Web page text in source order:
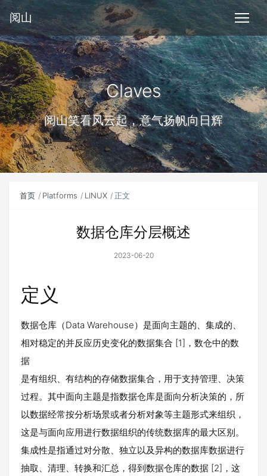
阅山
Claves
阅山笑看风云起，意气扬帆向日辉
首页 Platforms LINUX 正文
数据仓库分层概述
2023-06-20
定义
数据仓库（Data Warehouse）是面向主题的、集成的、
相对稳定的并反应历史变化的数据集合 [1]，数仓中的数
据
是有组织、有结构的存储数据集合，用于支持管理、决策
过程。其中面向主题是指数据仓库是面向分析决策的，所
以数据经常按分析场景或者分析对象等主题形式来组织，
这是与面向应用进行数据组织的传统数据库的最大区别。
集成性是指通过对分散、独立以及异构的数据库数据进行
抽取、清理、转换和汇总，得到数据仓库的数据 [2]，这